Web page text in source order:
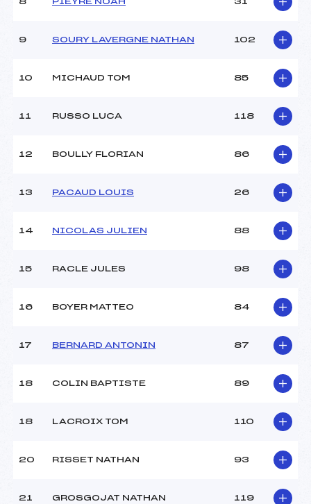
SCHULTE LEONIE (MJ)
GODDET EMMA (MJ)
Neige :
dure
Ouvreurs A :
Température départ :
184.5500
Catégorie :
U12+U14
8 PIEYRE NOAH 31
9 SOURY LAVERGNE NATHAN 102
10 MICHAUD TOM 85
11 RUSSO LUCA 118
12 BOULLY FLORIAN 86
13 PACAUD LOUIS 26
14 NICOLAS JULIEN 88
15 RACLE JULES 98
16 BOYER MATTEO 84
17 BERNARD ANTONIN 87
18 COLIN BAPTISTE 89
18 LACROIX TOM 110
20 RISSET NATHAN 93
21 GROSGOJAT NATHAN 119